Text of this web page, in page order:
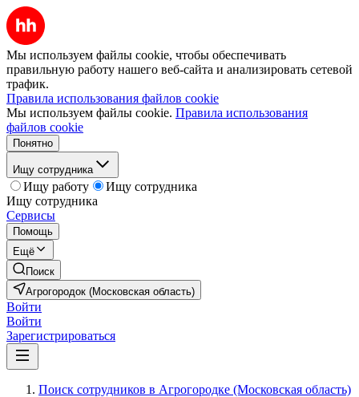
Мы используем файлы cookie, чтобы обеспечивать
правильную работу нашего веб-сайта и анализировать сетевой
трафик.
Правила использования файлов cookie
Мы используем файлы cookie. Правила использования
файлов cookie
Понятно
Ищу сотрудника
Ищу работу
Ищу сотрудника
Ищу сотрудника
Сервисы
Помощь
Ещё
Поиск
Агрогородок (Московская область)
Войти
Войти
Зарегистрироваться
Поиск сотрудников в Агрогородке (Московская область)